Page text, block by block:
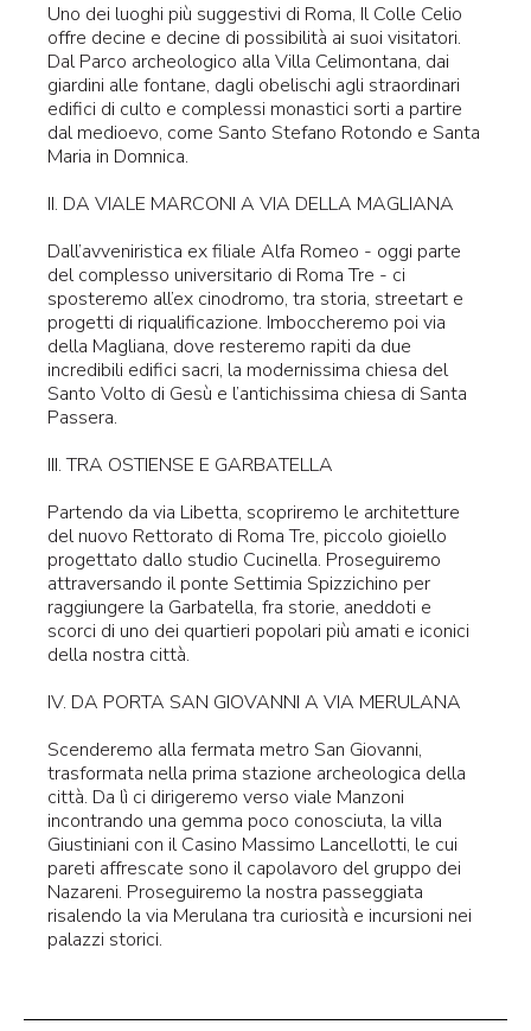
Uno dei luoghi più suggestivi di Roma, Il Colle Celio
offre decine e decine di possibilità ai suoi visitatori.
Dal Parco archeologico alla Villa Celimontana, dai
giardini alle fontane, dagli obelischi agli straordinari
edifici di culto e complessi monastici sorti a partire
dal medioevo, come Santo Stefano Rotondo e Santa
Maria in Domnica.
II. DA VIALE MARCONI A VIA DELLA MAGLIANA
Dall’avveniristica ex filiale Alfa Romeo - oggi parte
del complesso universitario di Roma Tre - ci
sposteremo all’ex cinodromo, tra storia, streetart e
progetti di riqualificazione. Imboccheremo poi via
della Magliana, dove resteremo rapiti da due
incredibili edifici sacri, la modernissima chiesa del
Santo Volto di Gesù e l’antichissima chiesa di Santa
Passera.
III. TRA OSTIENSE E GARBATELLA
Partendo da via Libetta, scopriremo le architetture
del nuovo Rettorato di Roma Tre, piccolo gioiello
progettato dallo studio Cucinella. Proseguiremo
attraversando il ponte Settimia Spizzichino per
raggiungere la Garbatella, fra storie, aneddoti e
scorci di uno dei quartieri popolari più amati e iconici
della nostra città.
IV. DA PORTA SAN GIOVANNI A VIA MERULANA
Scenderemo alla fermata metro San Giovanni,
trasformata nella prima stazione archeologica della
città. Da lì ci dirigeremo verso viale Manzoni
incontrando una gemma poco conosciuta, la villa
Giustiniani con il Casino Massimo Lancellotti, le cui
pareti affrescate sono il capolavoro del gruppo dei
Nazareni. Proseguiremo la nostra passeggiata
risalendo la via Merulana tra curiosità e incursioni nei
palazzi storici.